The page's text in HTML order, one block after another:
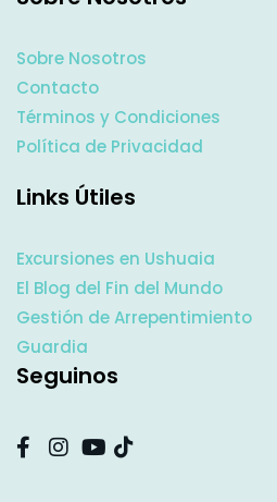
Sobre Nosotros
Contacto
Términos y Condiciones
Política de Privacidad
Links Útiles
Excursiones en Ushuaia
El Blog del Fin del Mundo
Gestión de Arrepentimiento
Guardia
Seguinos